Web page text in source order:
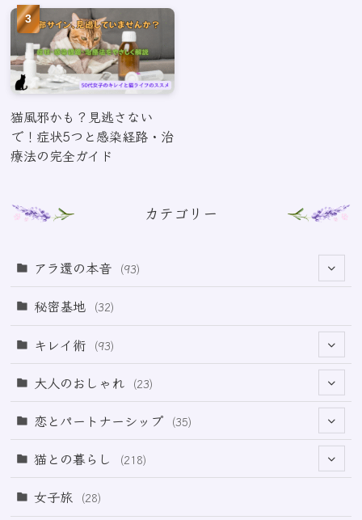
猫風邪かも？見逃さない
で！症状5つと感染経路・治
療法の完全ガイド
カテゴリー
アラ還の本音 (93)
(69)
秘密基地 (32)
キレイ術 (93)
(32)
(49)
大人のおしゃれ (23)
(21)
(2)
恋とパートナーシップ (35)
(32)
(3)
猫との暮らし (218)
女子旅 (28)